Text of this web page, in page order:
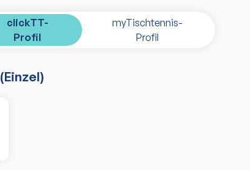
clickTT-
Profil
myTischtennis-
Profil
(Einzel)